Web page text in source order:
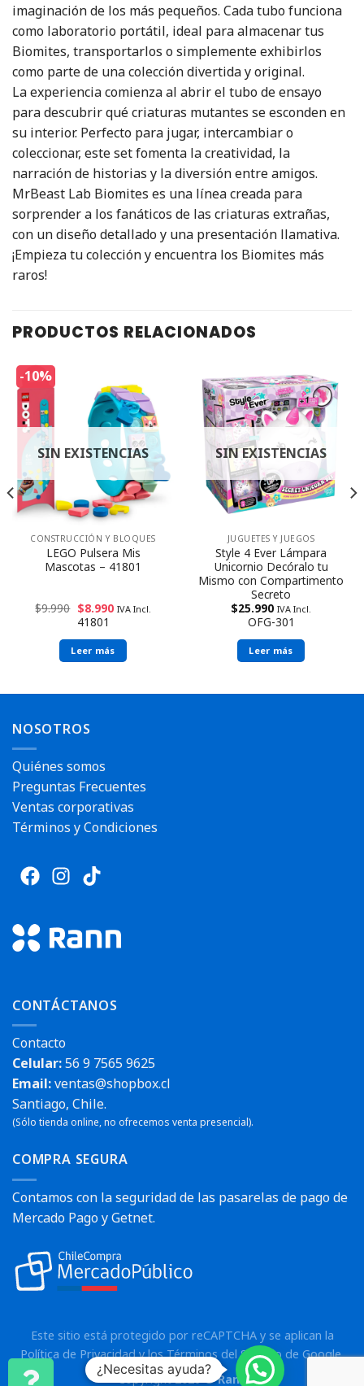
imaginación de los más pequeños. Cada tubo funciona
como laboratorio portátil, ideal para almacenar tus
Biomites, transportarlos o simplemente exhibirlos
como parte de una colección divertida y original.
La experiencia comienza al abrir el tubo de ensayo
para descubrir qué criaturas mutantes se esconden en
su interior. Perfecto para jugar, intercambiar o
coleccionar, este set fomenta la creatividad, la
narración de historias y la diversión entre amigos.
MrBeast Lab Biomites es una línea creada para
sorprender a los fanáticos de las criaturas extrañas,
con un diseño detallado y una presentación llamativa.
¡Empieza tu colección y encuentra los Biomites más
raros!
PRODUCTOS RELACIONADOS
-10%
SIN EXISTENCIAS
CONSTRUCCIÓN Y BLOQUES
LEGO Pulsera Mis
Mascotas – 41801
$9.990 $8.990 IVA Incl.
41801
Leer más
SIN EXISTENCIAS
JUGUETES Y JUEGOS
Style 4 Ever Lámpara
Unicornio Decóralo tu
Mismo con Compartimento
Secreto
$25.990 IVA Incl.
OFG-301
Leer más
NOSOTROS
Quiénes somos
Preguntas Frecuentes
Ventas corporativas
Términos y Condiciones
CONTÁCTANOS
Contacto
Celular:56 9 7565 9625
Email:ventas@shopbox.cl
Santiago, Chile.
(Sólo tienda online, no ofrecemos venta presencial).
COMPRA SEGURA
Contamos con la seguridad de las pasarelas de pago de
Mercado Pago y Getnet.
Este sitio está protegido por reCAPTCHA y se aplican la
Política de Privacidady losTérminos del Servicio de Google.
Copyright 2026 ©Rann
¿Necesitas ayuda?